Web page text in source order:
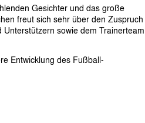
Gesichter und das große
freut sich sehr über den Zuspruch
sowie dem Trainerteam
Entwicklung des Fußball-